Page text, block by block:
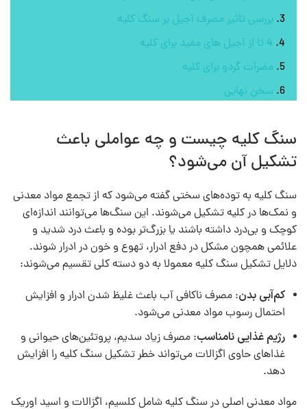
بررسی تاثیر مصرف آجیل بر سنگ کلیه
4 تا از آجیل های مفید برای کلیه
مضرات گردو برای کلیه
سخن نهایی
سنگ کلیه چیست و چه عواملی باعث
تشکیل آن می‌شود؟
سنگ کلیه به توده‌های سختی گفته می‌شود که از تجمع مواد معدنی
و نمک‌ها در کلیه تشکیل می‌شوند. این سنگ‌ها می‌توانند اندازه‌ای
کوچک و بی‌درد داشته باشند یا بزرگ‌تر بوده و باعث درد شدید و
علائمی همچون مشکل در دفع ادرار، تهوع و خون در ادرار شوند.
دلایل تشکیل سنگ کلیه معمولا به دو دسته کلی تقسیم می‌شوند:
کم‌آبی بدن: مصرف ناکافی آب باعث غلیظ شدن ادرار و افزایش
احتمال رسوب مواد معدنی می‌شود.
رژیم غذایی نامناسب: مصرف زیاد سدیم، پروتئین‌های حیوانی و
غذاهای حاوی اگزالات می‌تواند خطر تشکیل سنگ کلیه را افزایش
دهد.
مواد معدنی اصلی در سنگ کلیه شامل کلسیم، اگزالات و اسید اوریک